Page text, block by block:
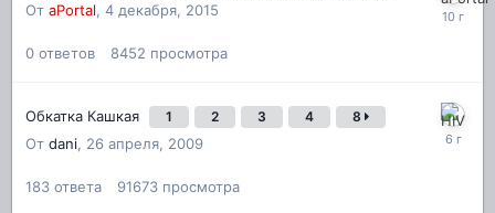
От aPortal, 4 декабря, 2015
0 ответов 8452 просмотра
Обкатка Кашкая 1 2 3 4 8
От dani, 26 апреля, 2009
183 ответа 91673 просмотра